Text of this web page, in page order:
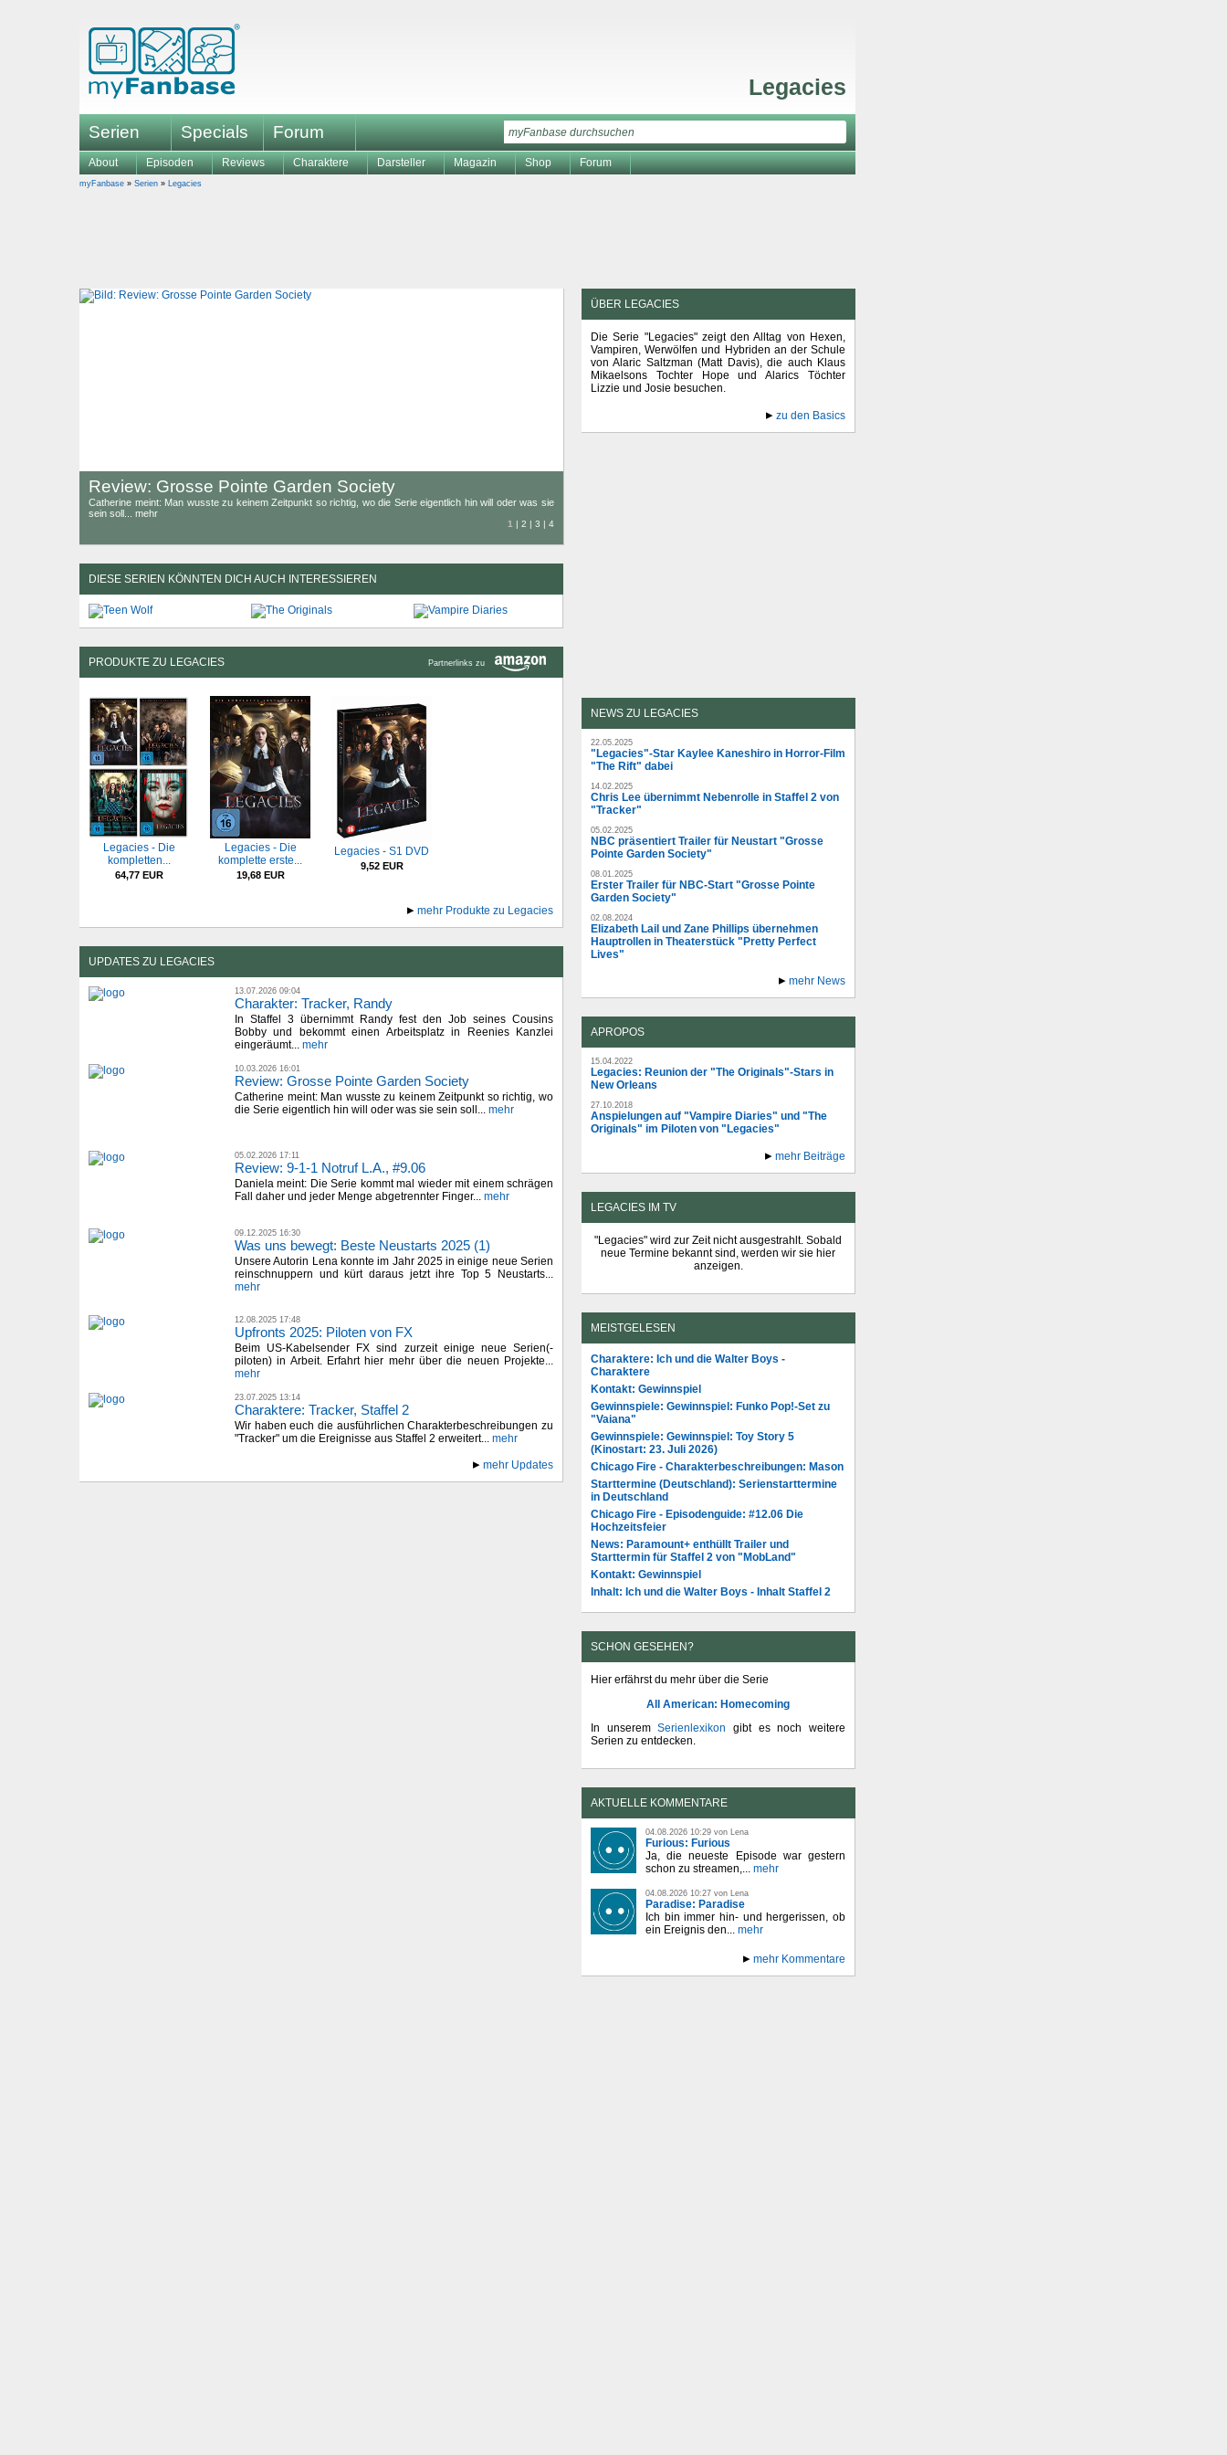
Legacies
Serien Specials Forum
About Episoden Reviews Charaktere Darsteller Magazin Shop Forum
myFanbase » Serien » Legacies
Review: Grosse Pointe Garden Society
Catherine meint: Man wusste zu keinem Zeitpunkt so richtig, wo die Serie eigentlich hin will oder was sie
sein soll... mehr
1 | 2 | 3 | 4
DIESE SERIEN KÖNNTEN DICH AUCH INTERESSIEREN
Partnerlinks zu
PRODUKTE ZU LEGACIES
Legacies - Die
kompletten...
64,77 EUR
Legacies - Die
komplette erste...
19,68 EUR
Legacies - S1 DVD
9,52 EUR
mehr Produkte zu Legacies
UPDATES ZU LEGACIES
13.07.2026 09:04
Charakter: Tracker, Randy
In Staffel 3 übernimmt Randy fest den Job seines Cousins
Bobby und bekommt einen Arbeitsplatz in Reenies Kanzlei
eingeräumt... mehr
10.03.2026 16:01
Review: Grosse Pointe Garden Society
Catherine meint: Man wusste zu keinem Zeitpunkt so richtig, wo
die Serie eigentlich hin will oder was sie sein soll... mehr
05.02.2026 17:11
Review: 9-1-1 Notruf L.A., #9.06
Daniela meint: Die Serie kommt mal wieder mit einem schrägen
Fall daher und jeder Menge abgetrennter Finger... mehr
09.12.2025 16:30
Was uns bewegt: Beste Neustarts 2025 (1)
Unsere Autorin Lena konnte im Jahr 2025 in einige neue Serien
reinschnuppern und kürt daraus jetzt ihre Top 5 Neustarts...
mehr
12.08.2025 17:48
Upfronts 2025: Piloten von FX
Beim US-Kabelsender FX sind zurzeit einige neue Serien(-
piloten) in Arbeit. Erfahrt hier mehr über die neuen Projekte...
mehr
23.07.2025 13:14
Charaktere: Tracker, Staffel 2
Wir haben euch die ausführlichen Charakterbeschreibungen zu
"Tracker" um die Ereignisse aus Staffel 2 erweitert... mehr
mehr Updates
ÜBER LEGACIES
Die Serie "Legacies" zeigt den Alltag von Hexen,
Vampiren, Werwölfen und Hybriden an der Schule
von Alaric Saltzman (Matt Davis), die auch Klaus
Mikaelsons Tochter Hope und Alarics Töchter
Lizzie und Josie besuchen.
zu den Basics
NEWS ZU LEGACIES
22.05.2025
"Legacies"-Star Kaylee Kaneshiro in Horror-Film
"The Rift" dabei
14.02.2025
Chris Lee übernimmt Nebenrolle in Staffel 2 von
"Tracker"
05.02.2025
NBC präsentiert Trailer für Neustart "Grosse
Pointe Garden Society"
08.01.2025
Erster Trailer für NBC-Start "Grosse Pointe
Garden Society"
02.08.2024
Elizabeth Lail und Zane Phillips übernehmen
Hauptrollen in Theaterstück "Pretty Perfect
Lives"
mehr News
APROPOS
15.04.2022
Legacies: Reunion der "The Originals"-Stars in
New Orleans
27.10.2018
Anspielungen auf "Vampire Diaries" und "The
Originals" im Piloten von "Legacies"
mehr Beiträge
LEGACIES IM TV
"Legacies" wird zur Zeit nicht ausgestrahlt. Sobald
neue Termine bekannt sind, werden wir sie hier
anzeigen.
MEISTGELESEN
Charaktere: Ich und die Walter Boys -
Charaktere
Kontakt: Gewinnspiel
Gewinnspiele: Gewinnspiel: Funko Pop!-Set zu
"Vaiana"
Gewinnspiele: Gewinnspiel: Toy Story 5
(Kinostart: 23. Juli 2026)
Chicago Fire - Charakterbeschreibungen: Mason
Starttermine (Deutschland): Serienstarttermine
in Deutschland
Chicago Fire - Episodenguide: #12.06 Die
Hochzeitsfeier
News: Paramount+ enthüllt Trailer und
Starttermin für Staffel 2 von "MobLand"
Kontakt: Gewinnspiel
Inhalt: Ich und die Walter Boys - Inhalt Staffel 2
SCHON GESEHEN?
Hier erfährst du mehr über die Serie
All American: Homecoming
In unseremSerienlexikon gibt es noch weitere
Serien zu entdecken.
AKTUELLE KOMMENTARE
04.08.2026 10:29 von Lena
Furious: Furious
Ja, die neueste Episode war gestern
schon zu streamen,...
mehr
04.08.2026 10:27 von Lena
Paradise: Paradise
Ich bin immer hin- und hergerissen, ob
ein Ereignis den...
mehr
mehr Kommentare